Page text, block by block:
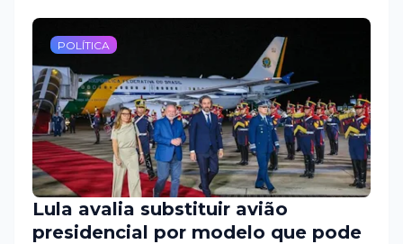
POLÍTICA
Lula avalia substituir avião
presidencial por modelo que pode